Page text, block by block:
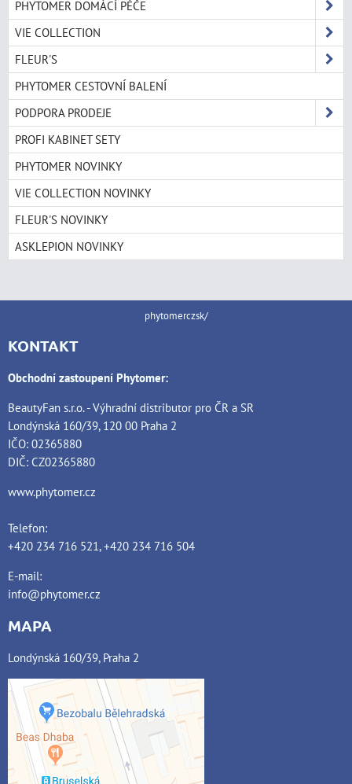
PHYTOMER DOMÁCÍ PÉČE
VIE COLLECTION
FLEUR'S
PHYTOMER CESTOVNÍ BALENÍ
PODPORA PRODEJE
PROFI KABINET SETY
PHYTOMER NOVINKY
VIE COLLECTION NOVINKY
FLEUR'S NOVINKY
ASKLEPION NOVINKY
phytomerczsk/
KONTAKT
Obchodní zastoupení Phytomer:
BeautyFan s.r.o. - Výhradní distributor pro ČR a SR
Londýnská 160/39, 120 00 Praha 2
IČO: 02365880
DIČ: CZ02365880
www.phytomer.cz
Telefon:
+420 234 716 521, +420 234 716 504
E-mail:
info@phytomer.cz
MAPA
Londýnská 160/39, Praha 2
Externí obsah je blokován
Volbami soukromí
Přejete si načíst externí obsah?